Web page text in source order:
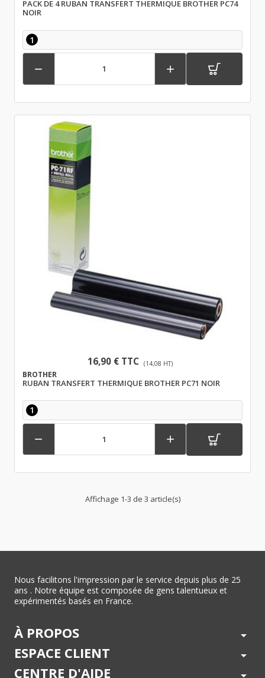
PACK DE 4 RUBAN TRANSFERT THERMIQUE BROTHER PC74
NOIR
1
 
16,90 € TTC (14,08 HT)
BROTHER
RUBAN TRANSFERT THERMIQUE BROTHER PC71 NOIR
1
 
Affichage 1-3 de 3 article(s)
Nous facilitons l'impression par le service depuis plus de 25
ans . Notre équipe est composée de gens talentueux et
expérimentés basés en France.
À PROPOS arrow_drop_down
ESPACE CLIENT arrow_drop_down
CENTRE D'AIDE